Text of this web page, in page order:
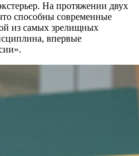
На протяжении двух
способны современные
из самых зрелищных
впервые